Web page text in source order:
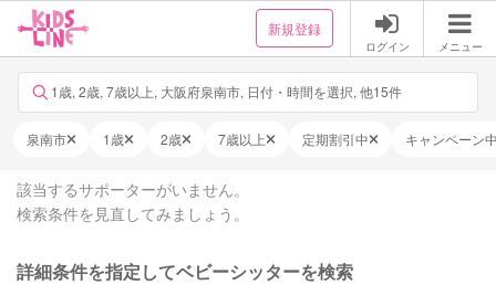
新規登録
ログイン メニュー
1歳, 2歳, 7歳以上, 大阪府泉南市, 日付・時間を選択, 他15件
泉南市 1歳 2歳 7歳以上 定期割引中 キャンペーン
該当するサポーターがいません。
検索条件を見直してみましょう。
詳細条件を指定してベビーシッターを検索